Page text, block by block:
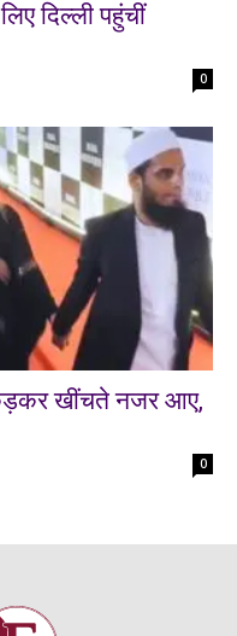
दिल्ली पहुंचीं
0
खींचते नजर आए,
0